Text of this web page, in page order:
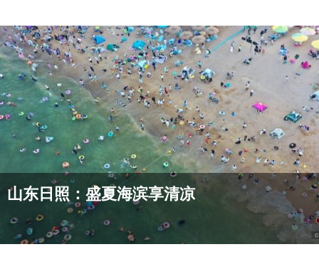
山东日照：盛夏海滨享清凉
“蓬莱仙境”？这里或许“有求必应”
鲁南地区再添交通“黄金通道” 助力区域经
山东烟台：雨后现海上双彩
山东荣成：“